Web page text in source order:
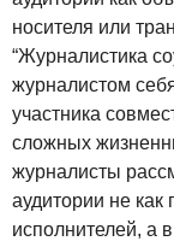
носителя или
“Журналистика
журналистом
участника
сложных
журналисты
аудитории не
исполнителей, а